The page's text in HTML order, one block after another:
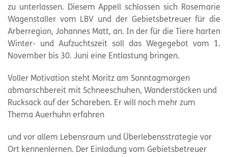
zu unterlassen. Diesem Appell schlossen sich Rosemarie
Wagenstaller vom LBV und der Gebietsbetreuer für die
Arberregion, Johannes Matt, an. In der für die Tiere harten
Winter- und Aufzuchtszeit soll das Wegegebot vom 1.
November bis 30. Juni eine Entlastung bringen.
Voller Motivation steht Moritz am Sonntagmorgen
abmarschbereit mit Schneeschuhen, Wanderstöcken und
Rucksack auf der Schareben. Er will noch mehr zum
Thema Auerhuhn erfahren
und vor allem Lebensraum und Überlebensstrategie vor
Ort kennenlernen. Der Einladung vom Gebietsbetreuer